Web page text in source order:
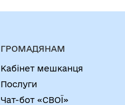
ГРОМАДЯНАМ
Кабінет мешканця
Послуги
Чат-бот «СВОЇ»